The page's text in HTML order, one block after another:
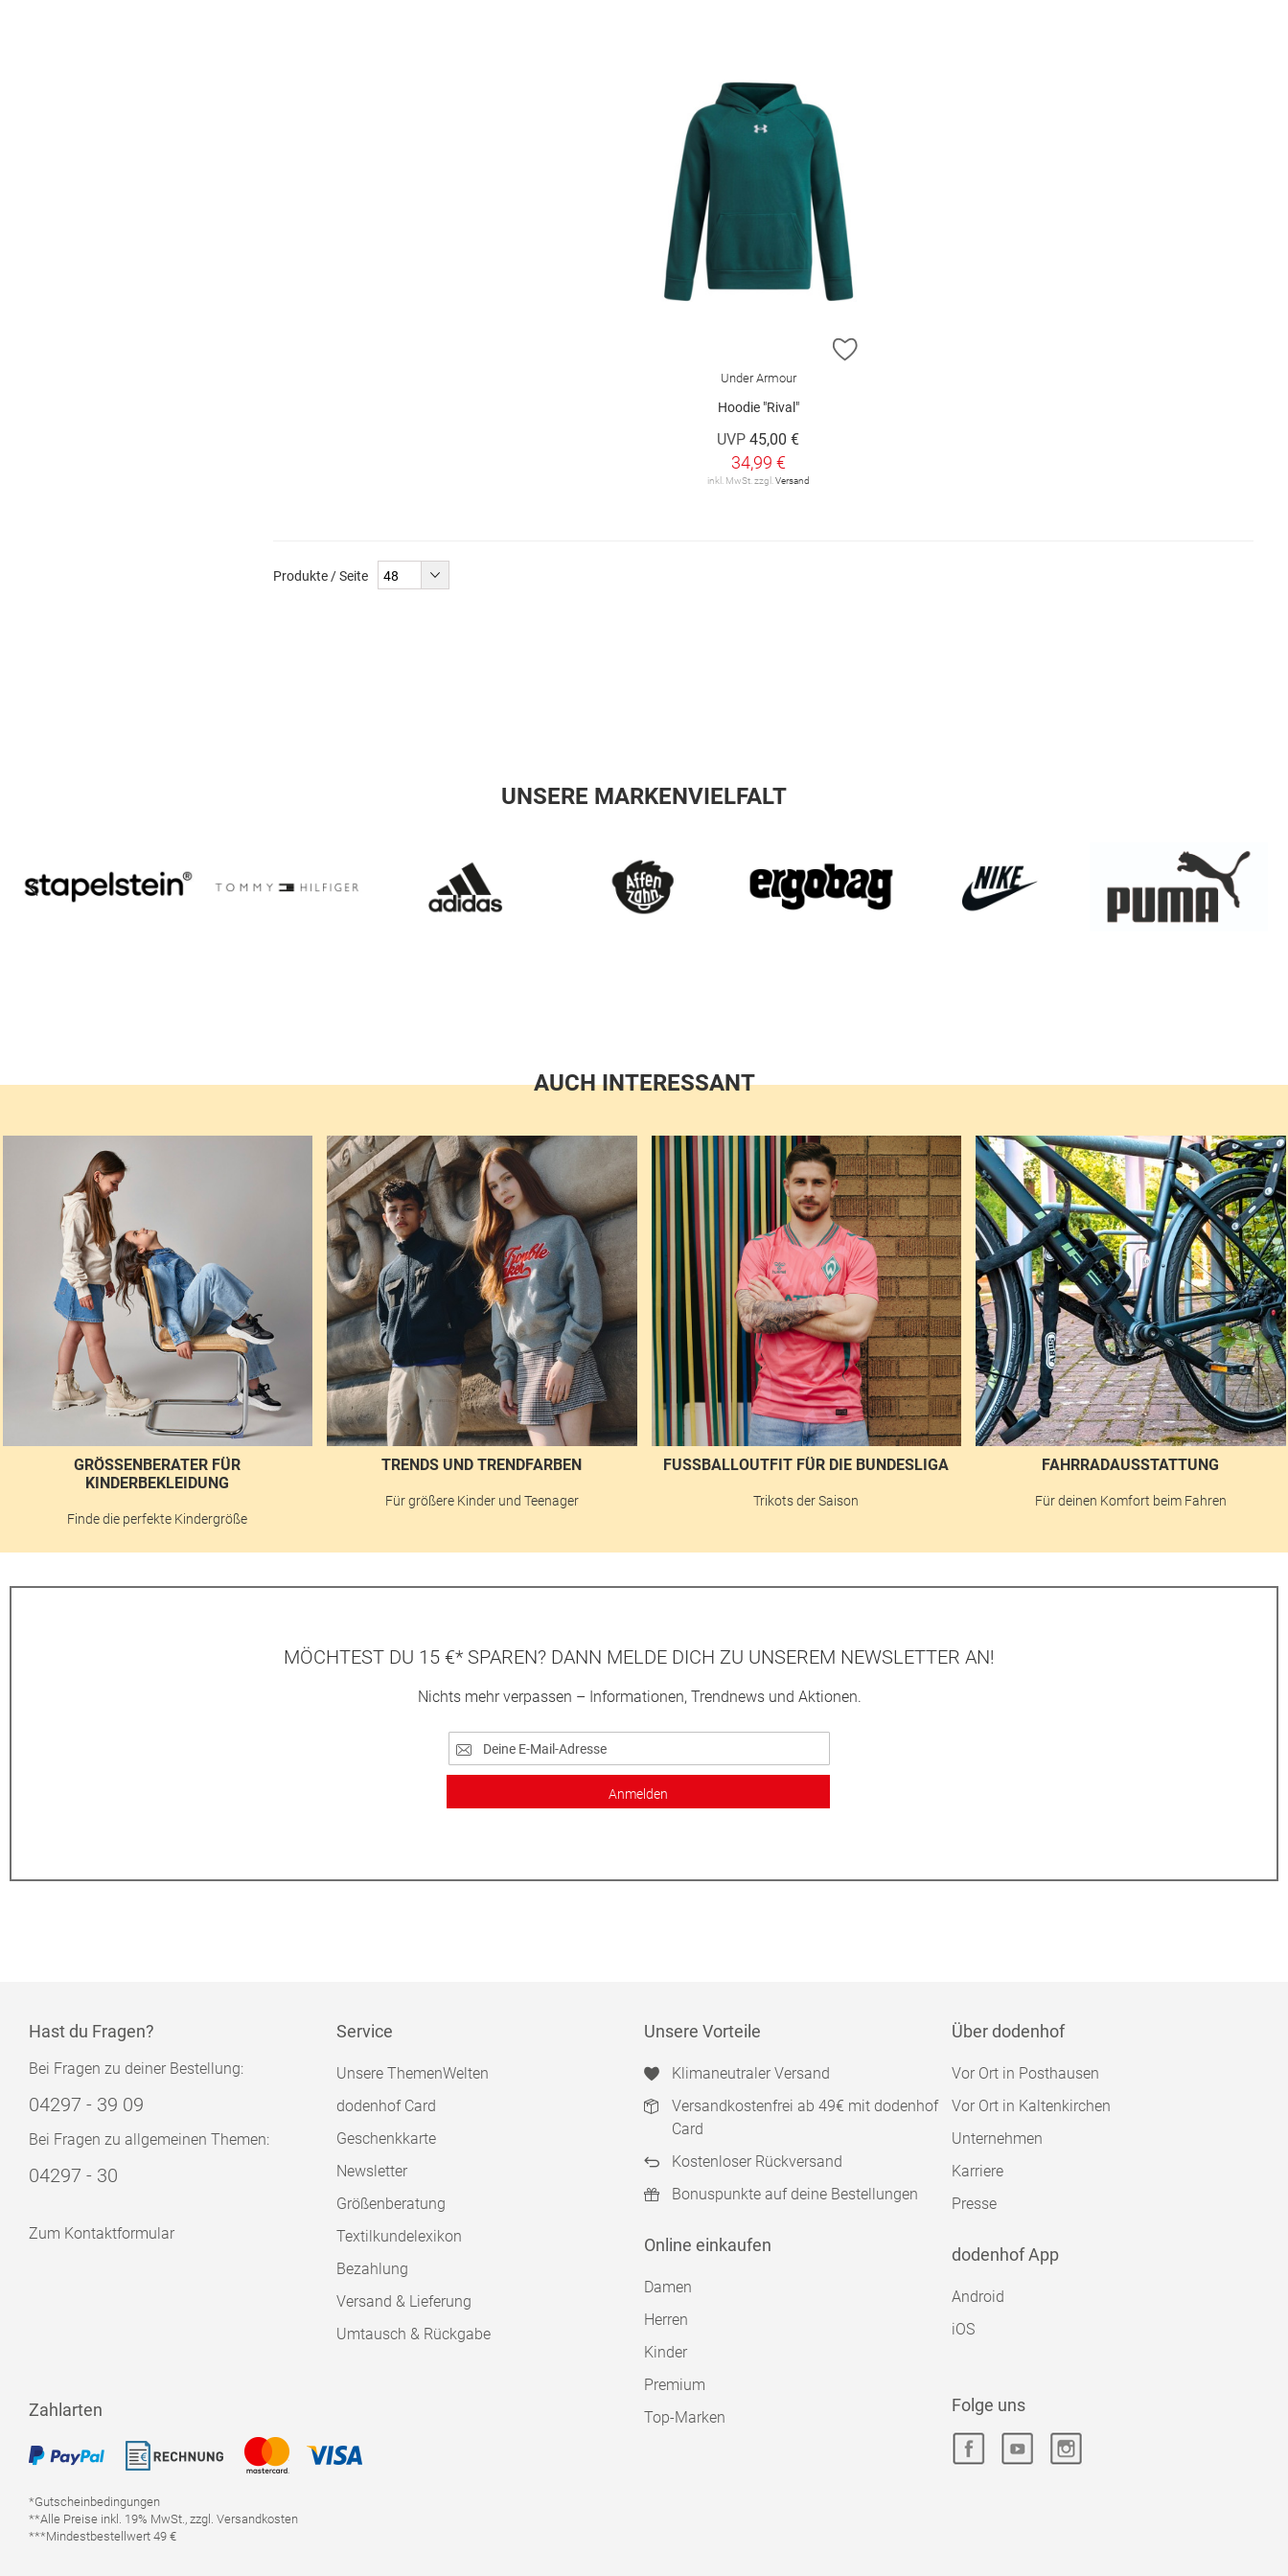
ZUR WUNSCHLISTE HINZUFÜGEN
Under Armour
Hoodie "Rival"
UVP 45,00 €
34,99 €
inkl. MwSt. zzgl. Versand
Produkte / Seite
UNSERE MARKENVIELFALT
AUCH INTERESSANT
GRÖSSENBERATER FÜR K
INDERBEKLEIDUNG
Finde die perfekte Kindergröße
TRENDS UND TRENDFARBEN
Für größere Kinder und Teenager
FUSSBALLOUTFIT FÜR DIE BUNDESLIGA
Trikots der Saison
FAHRRADAUSSTATTUNG
Für deinen Komfort beim Fahren
MÖCHTEST DU 15 €* SPAREN? DANN MELDE DICH ZU UNSEREM NEWSLETTER AN!
Nichts mehr verpassen – Informationen, Trendnews und Aktionen.
Anmelden
Hast du Fragen?
Bei Fragen zu deiner Bestellung:
04297 - 39 09
Bei Fragen zu allgemeinen Themen:
04297 - 30
Zum Kontaktformular
Service
Unsere ThemenWelten
dodenhof Card
Geschenkkarte
Newsletter
Größenberatung
Textilkundelexikon
Bezahlung
Versand & Lieferung
Umtausch & Rückgabe
Unsere Vorteile
Klimaneutraler Versand
Versandkostenfrei ab 49€ mit dodenhof
Card
Kostenloser Rückversand
Bonuspunkte auf deine Bestellungen
Online einkaufen
Damen
Herren
Kinder
Premium
Top-Marken
Über dodenhof
Vor Ort in Posthausen
Vor Ort in Kaltenkirchen
Unternehmen
Karriere
Presse
dodenhof App
Android
iOS
Zahlarten
*Gutscheinbedingungen
**Alle Preise inkl. 19% MwSt., zzgl. Versandkosten
***Mindestbestellwert 49 €
Folge uns